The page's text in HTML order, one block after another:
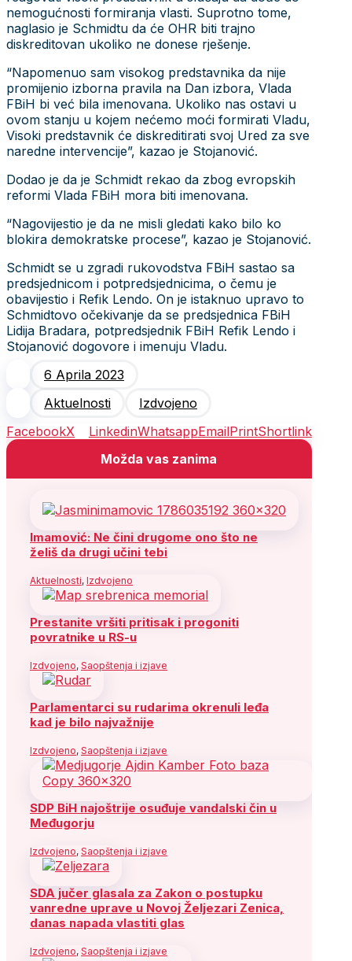
nemogućnosti formiranja vlasti. Suprotno tome,
naglasio je Schmidtu da će OHR biti trajno
diskreditovan ukoliko ne donese rješenje.
“Napomenuo sam visokog predstavnika da nije
promijenio izborna pravila na Dan izbora, Vlada
FBiH bi već bila imenovana. Ukoliko nas ostavi u
ovom stanju u kojem nećemo moći formirati Vladu,
Visoki predstavnik će diskreditirati svoj Ured za sve
naredne intervencije”, kazao je Stojanović.
Dodao je da je Schmidt rekao da zbog evropskih
reformi Vlada FBiH mora biti imenovana.
“Nagovijestio je da ne misli gledati kako bilo ko
blokira demokratske procese”, kazao je Stojanović.
Schmidt se u zgradi rukovodstva FBiH sastao sa
predsjednicom i potpredsjednicima, o čemu je
obavijestio i Refik Lendo. On je istaknuo upravo to
Schmidtovo očekivanje da se predsjednica FBiH
Lidija Bradara, potpredsjednik FBiH Refik Lendo i
Stojanović dogovore i imenuju Vladu.
6 Aprila 2023
Aktuelnosti
Izdvojeno
FacebookX LinkedinWhatsappEmailPrintShortlink
Možda vas zanima
Imamović: Ne čini drugome ono što ne
želiš da drugi učini tebi
Aktuelnosti, Izdvojeno
Prestanite vršiti pritisak i progoniti
povratnike u RS-u
Izdvojeno, Saopštenja i izjave
Parlamentarci su rudarima okrenuli leđa
kad je bilo najvažnije
Izdvojeno, Saopštenja i izjave
SDP BiH najoštrije osuđuje vandalski čin u
Međugorju
Izdvojeno, Saopštenja i izjave
SDA jučer glasala za Zakon o postupku
vanredne uprave u Novoj Željezari Zenica,
danas napada vlastiti glas
Izdvojeno, Saopštenja i izjave